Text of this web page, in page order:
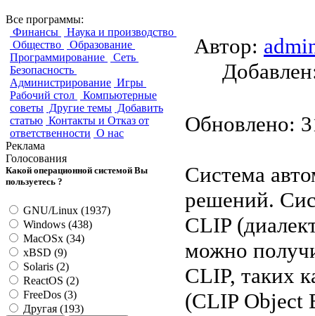
Все программы:
Финансы
Наука и производство
Общество
Образование
Программирование
Сеть
Безопасность
Администрирование Игры
Рабочий стол
Компьютерные
советы Другие темы Добавить
статью Контакты и Отказ от
ответственности О нас
Реклама
Голосования
Какой операционной системой Вы
пользуетесь ?
GNU/Linux (1937)
Windows (438)
MacOSx (34)
xBSD (9)
Solaris (2)
ReactOS (2)
FreeDos (3)
Другая (193)
Автор:
Обновлено:
Система
решений.
CLIP
можно
CLIP, таких
(CLIP Object